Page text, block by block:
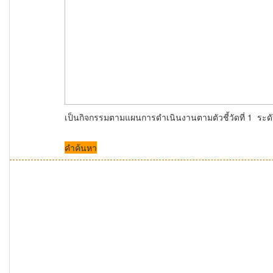
เป็นกิจกรรมตามแผนการดำเนินงานตามตัวชี้วัดที่ 1 ระ
คำค้นหา